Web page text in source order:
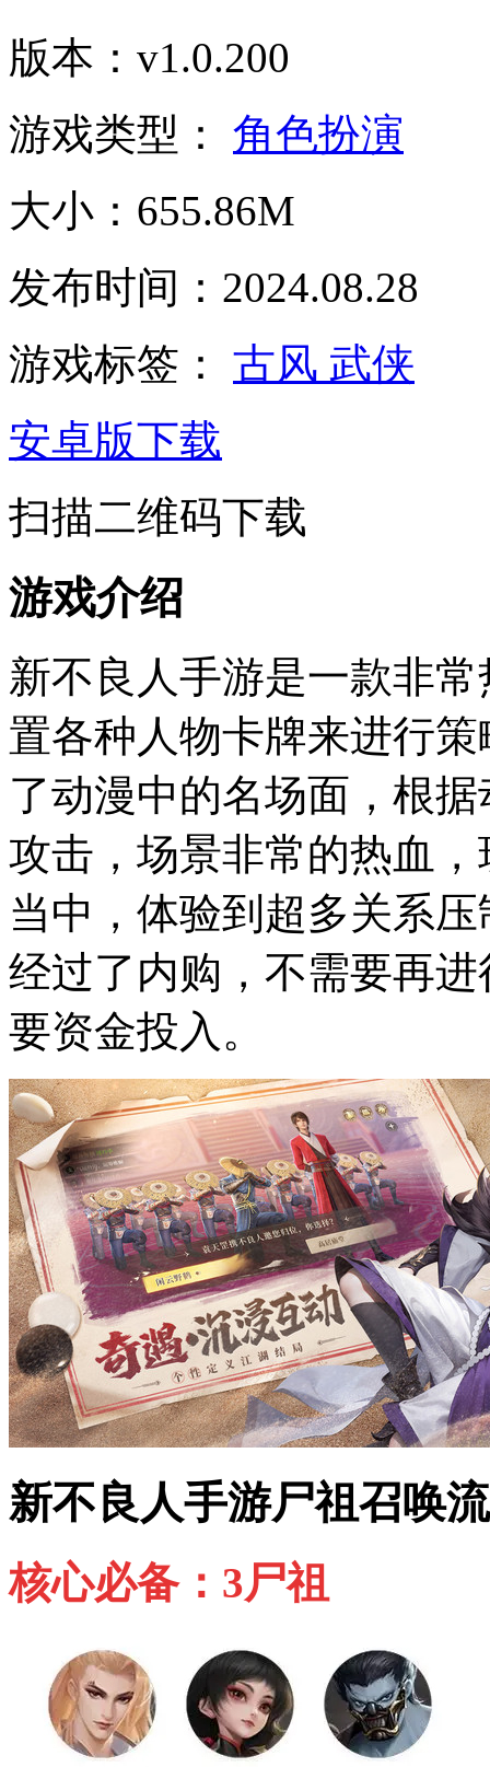
版本：v1.0.200
游戏类型： 角色扮演
大小：655.86M
发布时间：2024.08.28
游戏标签： 古风 武侠
安卓版下载
扫描二维码下载
游戏介绍
新不良人手游是一款非
置各种人物卡牌来进行
了动漫中的名场面，根
攻击，场景非常的热血
当中，体验到超多关系
经过了内购，不需要再
要资金投入。
新不良人手游尸祖召唤
核心必备：3尸祖